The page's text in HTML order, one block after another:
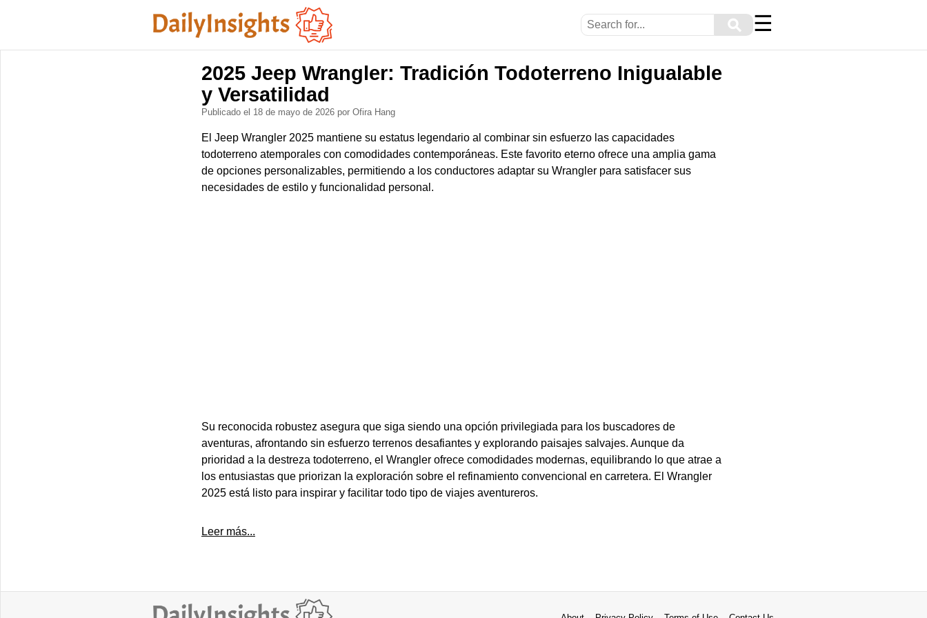
⚲ ☰
2025 Jeep Wrangler: Tradición Todoterreno Inigualable
y Versatilidad
Publicado el 18 de mayo de 2026 por Ofira Hang
El Jeep Wrangler 2025 mantiene su estatus legendario al combinar sin esfuerzo las capacidades
todoterreno atemporales con comodidades contemporáneas. Este favorito eterno ofrece una amplia gama
de opciones personalizables, permitiendo a los conductores adaptar su Wrangler para satisfacer sus
necesidades de estilo y funcionalidad personal.
Su reconocida robustez asegura que siga siendo una opción privilegiada para los buscadores de
aventuras, afrontando sin esfuerzo terrenos desafiantes y explorando paisajes salvajes. Aunque da
prioridad a la destreza todoterreno, el Wrangler ofrece comodidades modernas, equilibrando lo que atrae a
los entusiastas que priorizan la exploración sobre el refinamiento convencional en carretera. El Wrangler
2025 está listo para inspirar y facilitar todo tipo de viajes aventureros.
Leer más...